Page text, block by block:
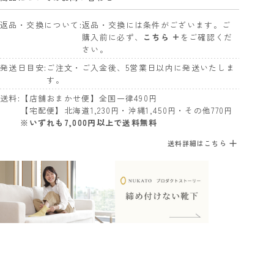
返品・交換について 返品・交換には条件がございます。ご
購入前に必ず、 こちら + をご確認くだ
さい。
発送日目安 ご注文・ご入金後、5営業日以内に発送いたしま
す。
送料
【店舗おまかせ便】全国一律490円
【宅配便】北海道1,230円・沖縄1,450円・その他770円
※いずれも7,000円以上で送料無料
送料詳細はこちら